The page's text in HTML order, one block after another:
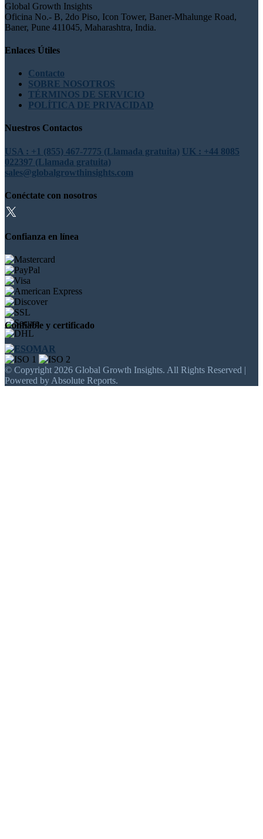
Global Growth Insights
Oficina No.- B, 2do Piso, Icon Tower, Baner-Mhalunge Road,
Baner, Pune 411045, Maharashtra, India.
Enlaces Útiles
Contacto
SOBRE NOSOTROS
TÉRMINOS DE SERVICIO
POLÍTICA DE PRIVACIDAD
Nuestros Contactos
USA : +1 (855) 467-7775 (Llamada gratuita) UK : +44 8085
022397 (Llamada gratuita)
sales@globalgrowthinsights.com
Conéctate con nosotros
Confianza en línea
Confiable y certificado
© Copyright 2026 Global Growth Insights. All Rights Reserved |
Powered by Absolute Reports.